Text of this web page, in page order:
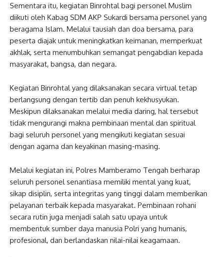
Sementara itu, kegiatan Binrohtal bagi personel Muslim
diikuti oleh Kabag SDM AKP Sukardi bersama personel yang
beragama Islam. Melalui tausiah dan doa bersama, para
peserta diajak untuk meningkatkan keimanan, memperkuat
akhlak, serta menumbuhkan semangat pengabdian kepada
masyarakat, bangsa, dan negara.
Kegiatan Binrohtal yang dilaksanakan secara virtual tetap
berlangsung dengan tertib dan penuh kekhusyukan.
Meskipun dilaksanakan melalui media daring, hal tersebut
tidak mengurangi makna pembinaan mental dan spiritual
bagi seluruh personel yang mengikuti kegiatan sesuai
dengan agama dan keyakinan masing-masing.
Melalui kegiatan ini, Polres Mamberamo Tengah berharap
seluruh personel senantiasa memiliki mental yang kuat,
sikap disiplin, serta integritas yang tinggi dalam memberikan
pelayanan terbaik kepada masyarakat. Pembinaan rohani
secara rutin juga menjadi salah satu upaya untuk
membentuk sumber daya manusia Polri yang humanis,
profesional, dan berlandaskan nilai-nilai keagamaan.